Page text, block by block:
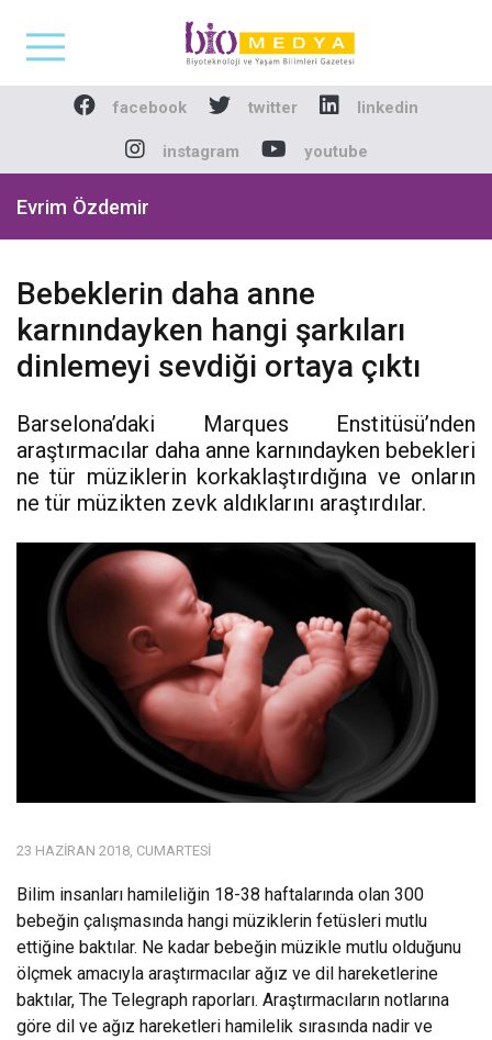
Biomedya -
facebook twitter linkedin
instagram youtube
Evrim Özdemir
Bebeklerin daha anne
karnındayken hangi şarkıları
dinlemeyi sevdiği ortaya çıktı
Barselona’daki Marques Enstitüsü’nden
araştırmacılar daha anne karnındayken bebekleri
ne tür müziklerin korkaklaştırdığına ve onların
ne tür müzikten zevk aldıklarını araştırdılar.
23 HAZIRAN 2018, CUMARTESI
Bilim insanları hamileliğin 18-38 haftalarında olan 300
bebeğin çalışmasında hangi müziklerin fetüsleri mutlu
ettiğine baktılar. Ne kadar bebeğin müzikle mutlu olduğunu
ölçmek amacıyla araştırmacılar ağız ve dil hareketlerine
baktılar, The Telegraph raporları. Araştırmacıların notlarına
göre dil ve ağız hareketleri hamilelik sırasında nadir ve